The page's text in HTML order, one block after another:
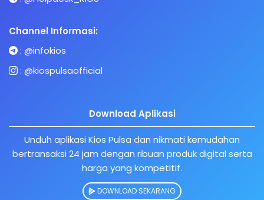
Channel Informasi:
: @infokios
: @kiospulsaofficial
Download Aplikasi
Unduh aplikasi Kios Pulsa dan nikmati kemudahan
bertransaksi 24 jam dengan ribuan produk digital serta
harga yang kompetitif.
DOWNLOAD SEKARANG